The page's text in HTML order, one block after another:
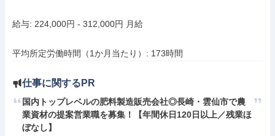
給与: 224,000円 - 312,000円 月給
平均所定労働時間（1か月当たり）: 173時間
仕事に関するPR
国内トップレベルの肥料製造販売会社◎長崎・雲仙市で農
業資材の提案営業職を募集！【年間休日120日以上／残業ほ
ぼなし】